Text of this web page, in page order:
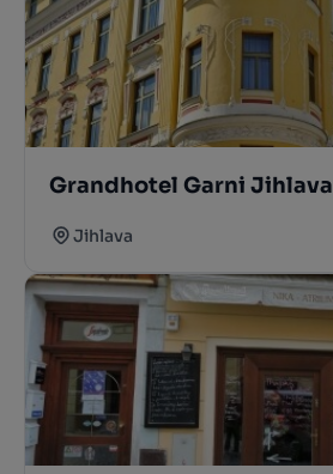
Grandhotel Garni Jihlava
Jihlava